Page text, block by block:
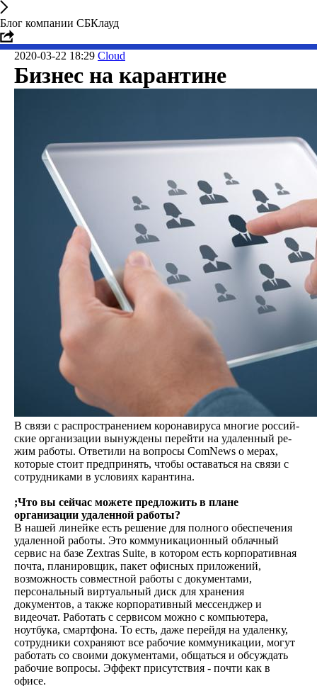
Блог компании СБКлауд
2020-03-22 18:29 Cloud
Бизнес на карантине
В свя­зи с рас­прост­ра­нени­ем ко­рона­виру­са мно­гие рос­сий­
ские ор­га­низа­ции вы­нуж­де­ны пе­рей­ти на уда­лен­ный ре­
жим ра­боты. Ответили на вопросы ComNews о мерах,
которые сто­ит пред­при­нять, что­бы ос­та­вать­ся на свя­зи с
сот­рудни­ками в ус­ло­ви­ях ка­ран­ти­на.
;Что вы сейчас можете предложить в плане
организации удаленной работы?
В нашей линейке есть решение для полного обеспечения
удаленной работы. Это коммуникационный облачный
сервис на базе Zextras Suite, в котором есть корпоративная
почта, планировщик, пакет офисных приложений,
возможность совместной работы с документами,
персональный виртуальный диск для хранения
документов, а также корпоративный мессенджер и
видеочат. Работать с сервисом можно с компьютера,
ноутбука, смартфона. То есть, даже перейдя на удаленку,
сотрудники сохраняют все рабочие коммуникации, могут
работать со своими документами, общаться и обсуждать
рабочие вопросы. Эффект присутствия - почти как в
офисе.